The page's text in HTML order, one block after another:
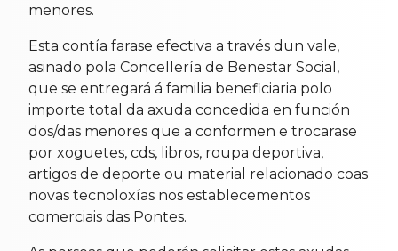
menores.
Esta contía farase efectiva a través dun vale,
asinado pola Concellería de Benestar Social,
que se entregará á familia beneficiaria polo
importe total da axuda concedida en función
dos/das menores que a conformen e trocarase
por xoguetes, cds, libros, roupa deportiva,
artigos de deporte ou material relacionado coas
novas tecnoloxías nos establecementos
comerciais das Pontes.